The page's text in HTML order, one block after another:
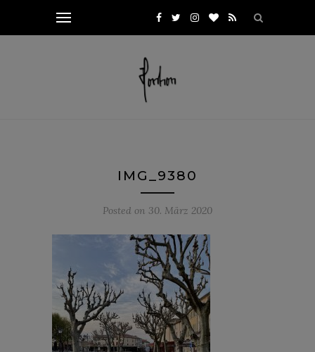
IMG_9380
Posted on 30. März 2020